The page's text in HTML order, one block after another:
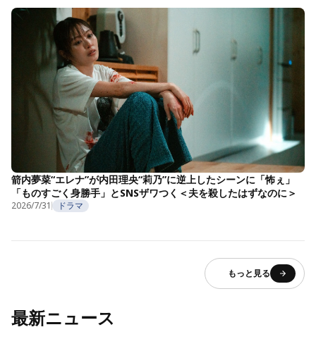
箭内夢菜“エレナ”が内田理央“莉乃”に逆上したシーンに「怖ぇ」
「ものすごく身勝手」とSNSザワつく＜夫を殺したはずなのに＞
2026/7/31 ドラマ
もっと見る
最新ニュース